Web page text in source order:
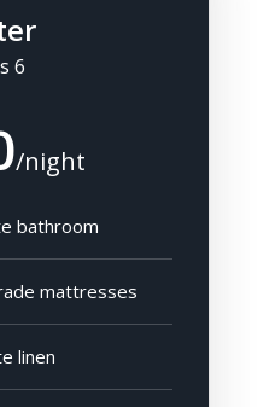
6
/night
bathroom
mattresses
linen